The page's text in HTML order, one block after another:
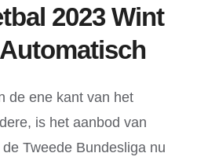
2023 Wint
de ene kant van het
is het aanbod van
Tweede Bundesliga nu